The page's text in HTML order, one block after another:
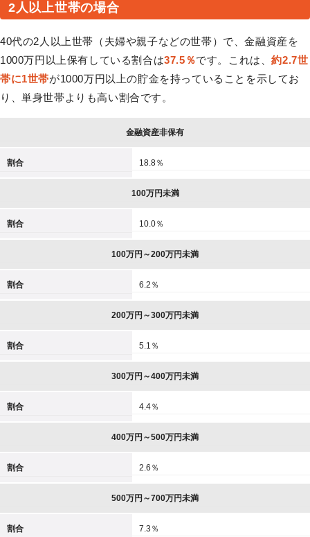
2人以上世帯の場合
40代の2人以上世帯（夫婦や親子などの世帯）で、金融資産を
1000万円以上保有している割合は37.5％です。これは、約2.7世
帯に1世帯が1000万円以上の貯金を持っていることを示してお
り、単身世帯よりも高い割合です。
金融資産非保有
割合 18.8％
100万円未満
割合 10.0％
100万円～200万円未満
割合 6.2％
200万円～300万円未満
割合 5.1％
300万円～400万円未満
割合 4.4％
400万円～500万円未満
割合 2.6％
500万円～700万円未満
割合 7.3％